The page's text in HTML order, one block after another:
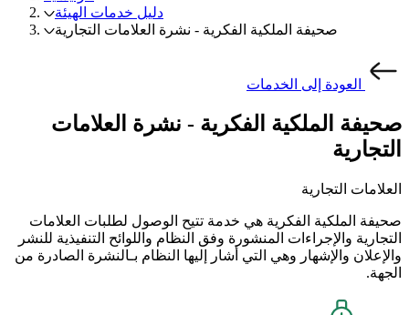
دليل خدمات الهيئة
صحيفة الملكية الفكرية - نشرة العلامات التجارية
العودة إلى الخدمات
صحيفة الملكية الفكرية - نشرة العلامات
التجارية
العلامات التجارية
صحيفة الملكية الفكرية هي خدمة تتيح الوصول لطلبات العلامات
التجارية والإجراءات المنشورة وفق النظام واللوائح التنفيذية للنشر
والإعلان والإشهار وهي التي أشار إليها النظام بـالنشرة الصادرة من
الجهة.